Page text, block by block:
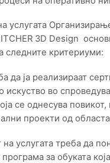
услугата
3D Design
следните критериуми:
да ја реализираат
искуство во
се однесува повикот,
проекти од
услугата треба да
програма за обуката